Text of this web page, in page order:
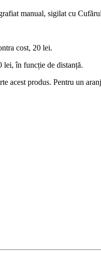
manual, sigilat cu
cost, 20 lei.
lei, în funcție de distanță.
acest produs. Pentru un